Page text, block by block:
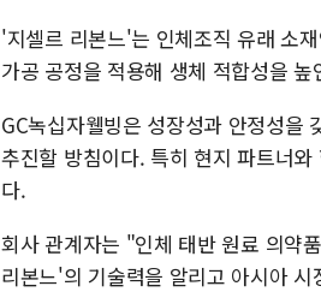
'지셀르 리본느'는 인체조직 유래 소
가공 공정을 적용해 생체 적합성을 높
GC녹십자웰빙은 성장성과 안정성을
추진할 방침이다. 특히 현지 파트너
다.
회사 관계자는 "인체 태반 원료 의약
리본느'의 기술력을 알리고 아시아